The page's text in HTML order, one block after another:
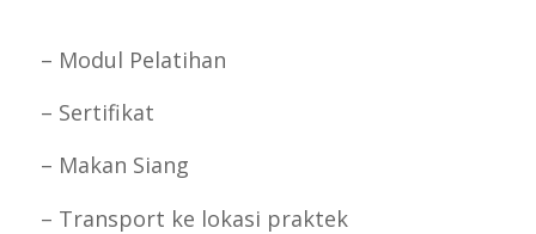
– Modul Pelatihan
– Sertifikat
– Makan Siang
– Transport ke lokasi praktek